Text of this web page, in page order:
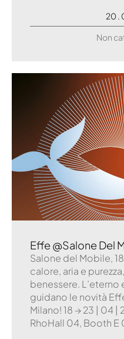
20 .
Non
Effe @Salone Del
Salone del Mobile,
calore, aria e
benessere.
guidano le novità
Milano! 18 → 23 | 04 |
RhoHall 04, Booth